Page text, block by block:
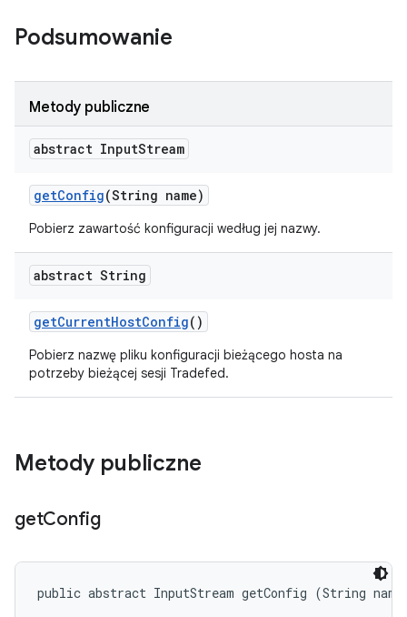
Podsumowanie
Metody publiczne
abstract InputStream
getConfig(String name)
Pobierz zawartość konfiguracji według jej nazwy.
abstract String
getCurrentHostConfig()
Pobierz nazwę pliku konfiguracji bieżącego hosta na
potrzeby bieżącej sesji Tradefed.
Metody publiczne
getConfig
public abstract InputStream getConfig (String